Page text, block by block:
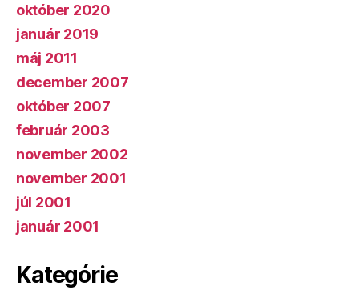
október 2020
január 2019
máj 2011
december 2007
október 2007
február 2003
november 2002
november 2001
júl 2001
január 2001
Kategórie